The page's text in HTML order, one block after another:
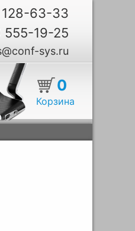
63-33
555-19-25
sys.ru
0
Корзина